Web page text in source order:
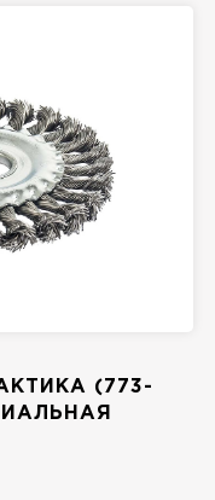
(773-